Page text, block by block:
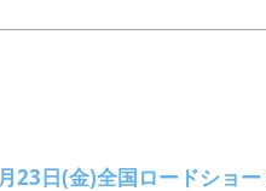
23日(金)全国ロードショー